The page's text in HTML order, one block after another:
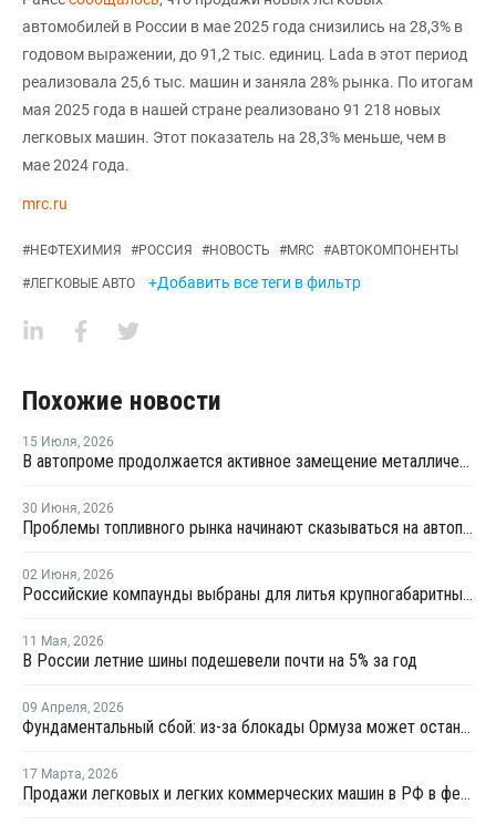
автомобилей в России в мае 2025 года снизились на 28,3% в
годовом выражении, до 91,2 тыс. единиц. Lada в этот период
реализовала 25,6 тыс. машин и заняла 28% рынка. По итогам
мая 2025 года в нашей стране реализовано 91 218 новых
легковых машин. Этот показатель на 28,3% меньше, чем в
мае 2024 года.
mrc.ru
#НЕФТЕХИМИЯ #РОССИЯ #НОВОСТЬ #MRC #АВТОКОМПОНЕНТЫ
#ЛЕГКОВЫЕ АВТО +Добавить все теги в фильтр
Похожие новости
15 Июля, 2026
В автопроме продолжается активное замещение металлических компонентов конструкционными полимерами
30 Июня, 2026
Проблемы топливного рынка начинают сказываться на автоперевозках
02 Июня, 2026
Российские компаунды выбраны для литья крупногабаритных автокомпонентов BELGEE
11 Мая, 2026
В России летние шины подешевели почти на 5% за год
09 Апреля, 2026
Фундаментальный сбой: из-за блокады Ормуза может остановиться производство автомобилей
17 Марта, 2026
Продажи легковых и легких коммерческих машин в РФ в феврале выросли на 1,2% год к году